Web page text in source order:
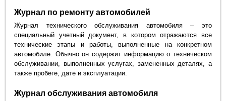
Журнал по ремонту автомобилей
Журнал технического обслуживания автомобиля – это
специальный учетный документ, в котором отражаются все
технические этапы и работы, выполненные на конкретном
автомобиле. Обычно он содержит информацию о техническом
обслуживании, выполненных услугах, замененных деталях, а
также пробеге, дате и эксплуатации.
Журнал обслуживания автомобиля